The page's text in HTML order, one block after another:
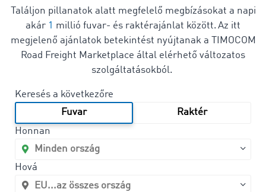
Találjon pillanatok alatt megfelelő megbízásokat a napi
akár 1 millió fuvar- és raktérajánlat között. Az itt
megjelenő ajánlatok betekintést nyújtanak a TIMOCOM
Road Freight Marketplace által elérhető változatos
szolgáltatásokból.
Keresés a következőre
Fuvar
Raktér
Honnan
Hová